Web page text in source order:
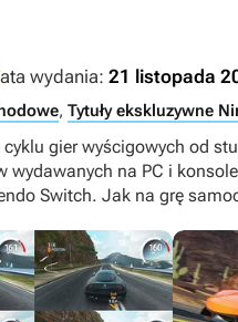
wydania: 21 listopada
, Tytuły ekskluzywne
cyklu gier wyścigowych od
wydawanych na PC i
Switch. Jak na grę